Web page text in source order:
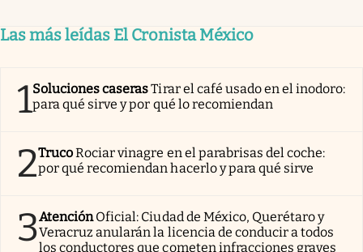
Las más leídas El Cronista México
1Soluciones caserasTirar el café usado en el inodoro:
para qué sirve y por qué lo recomiendan
2TrucoRociar vinagre en el parabrisas del coche:
por qué recomiendan hacerlo y para qué sirve
3AtenciónOficial: Ciudad de México, Querétaro y
Veracruz anularán la licencia de conducir a todos
los conductores que cometen infracciones graves